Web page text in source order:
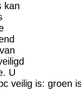
kan
U
veilig is: groen